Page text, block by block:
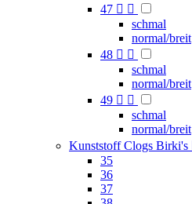
47  
schmal
normal/breit
48  
schmal
normal/breit
49  
schmal
normal/breit
Kunststoff Clogs Birki's
35
36
37